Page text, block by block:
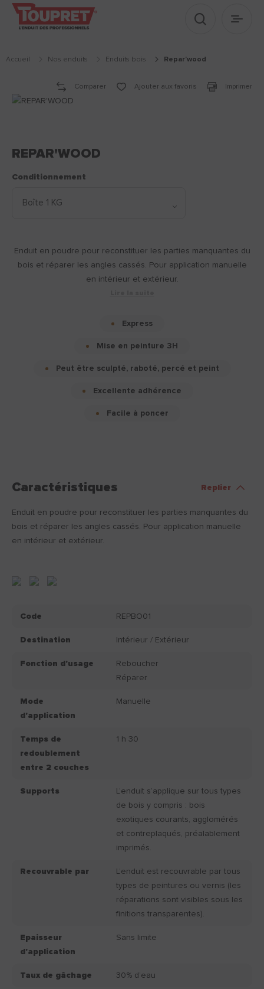
Afficher le
Accueil Nos enduits enduits bois repar'wood
Comparer Ajouter aux favoris Imprimer
REPAR'WOOD
Enduit en poudre pour reconstituer les parties manquantes du
bois et réparer les angles cassés. Pour application manuelle
en intérieur et extérieur.
Conditionnement
Express
Mise en peinture 3H
Peut être sculpté, raboté, percé et peint
Excellente adhérence
Facile à poncer
Caractéristiques Replier
Enduit en poudre pour reconstituer les parties manquantes du
bois et réparer les angles cassés. Pour application manuelle
en intérieur et extérieur.
Code REPBO01
Destination Intérieur / Extérieur
Fonction d'usage
Reboucher
Réparer
Mode
d'application
Manuelle
Temps de
redoublement
entre 2 couches
1 h 30
Supports
L’enduit s’applique sur tous types
de bois y compris : bois
exotiques courants, agglomérés
et contreplaqués, préalablement
imprimés.
Recouvrable par
L’enduit est recouvrable par tous
types de peintures ou vernis (les
réparations sont visibles sous les
finitions transparentes).
Epaisseur
d'application
Sans limite
Taux de gâchage 30% d’eau